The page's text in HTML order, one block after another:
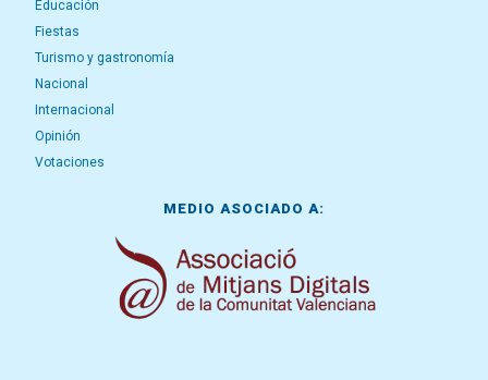
Educación
Fiestas
Turismo y gastronomía
Nacional
Internacional
Opinión
Votaciones
MEDIO ASOCIADO A: